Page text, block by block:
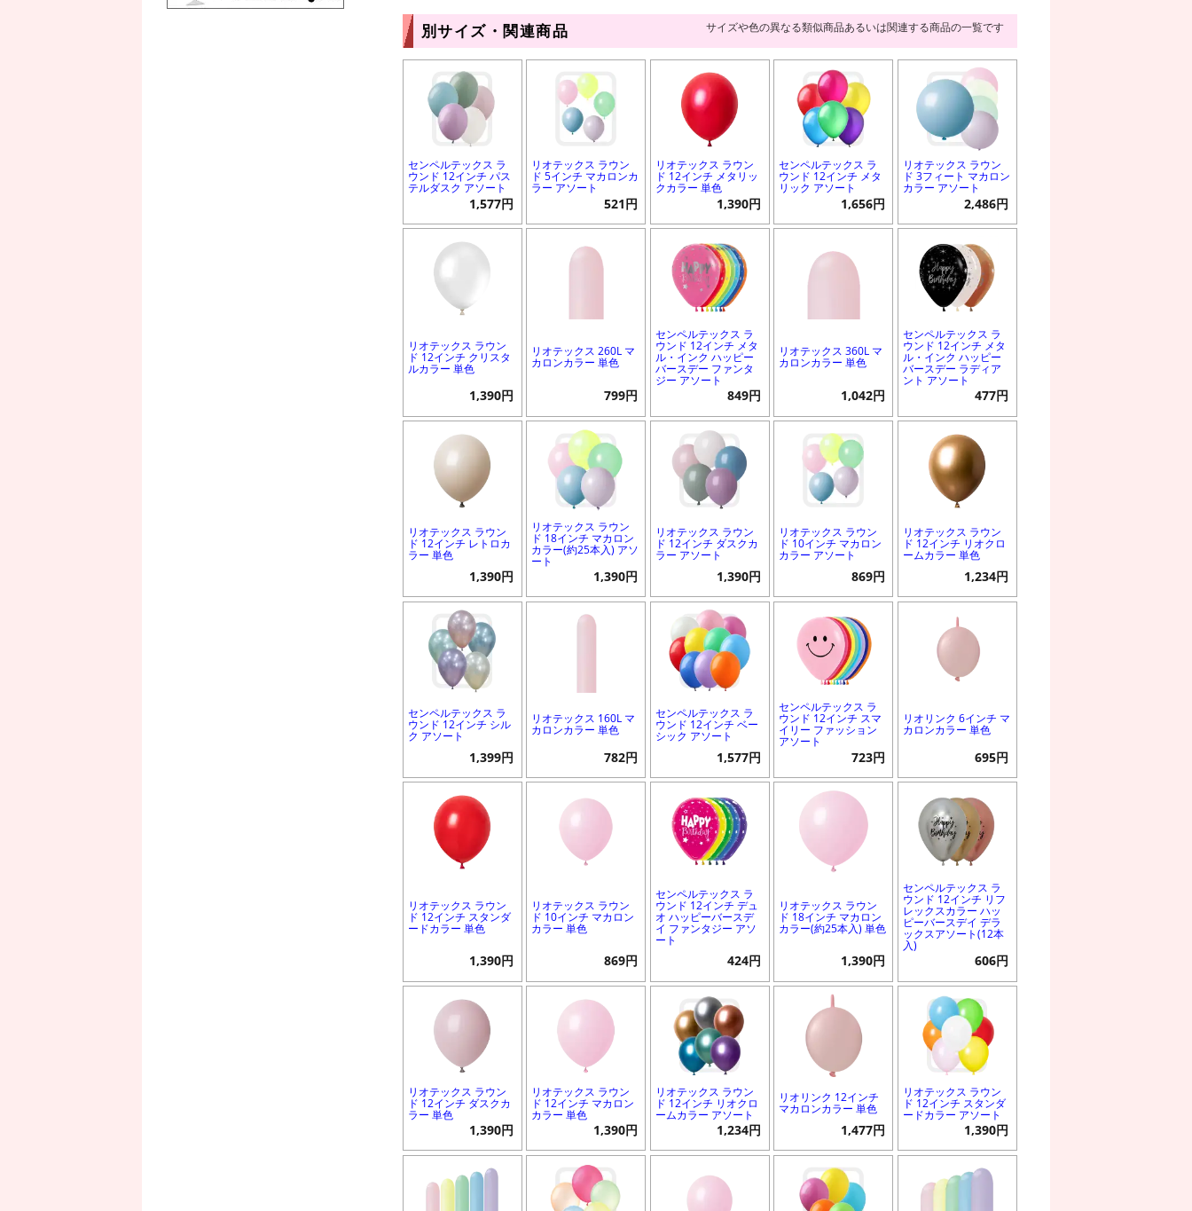
別サイズ・関連商品 サイズや色の異なる類似商品あるいは関連する商品の一覧です
センペルテックス ラ
ウンド 12インチ パス
テルダスク アソート
1,577円
リオテックス ラウン
ド 5インチ マカロンカ
ラー アソート
521円
リオテックス ラウン
ド 12インチ メタリッ
クカラー 単色
1,390円
センペルテックス ラ
ウンド 12インチ メタ
リック アソート
1,656円
リオテックス ラウン
ド 3フィート マカロン
カラー アソート
2,486円
リオテックス ラウン
ド 12インチ クリスタ
ルカラー 単色
1,390円
リオテックス 260L マ
カロンカラー 単色
799円
センペルテックス ラ
ウンド 12インチ メタ
ル・インク ハッピー
バースデー ファンタ
ジー アソート
849円
リオテックス 360L マ
カロンカラー 単色
1,042円
センペルテックス ラ
ウンド 12インチ メタ
ル・インク ハッピー
バースデー ラディア
ント アソート
477円
リオテックス ラウン
ド 12インチ レトロカ
ラー 単色
1,390円
リオテックス ラウン
ド 18インチ マカロン
カラー(約25本入) アソ
ート
1,390円
リオテックス ラウン
ド 12インチ ダスクカ
ラー アソート
1,390円
リオテックス ラウン
ド 10インチ マカロン
カラー アソート
869円
リオテックス ラウン
ド 12インチ リオクロ
ームカラー 単色
1,234円
センペルテックス ラ
ウンド 12インチ シル
ク アソート
1,399円
リオテックス 160L マ
カロンカラー 単色
782円
センペルテックス ラ
ウンド 12インチ ベー
シック アソート
1,577円
センペルテックス ラ
ウンド 12インチ スマ
イリー ファッション
アソート
723円
リオリンク 6インチ マ
カロンカラー 単色
695円
リオテックス ラウン
ド 12インチ スタンダ
ードカラー 単色
1,390円
リオテックス ラウン
ド 10インチ マカロン
カラー 単色
869円
センペルテックス ラ
ウンド 12インチ デュ
オ ハッピーバースデ
イ ファンタジー アソ
ート
424円
リオテックス ラウン
ド 18インチ マカロン
カラー(約25本入) 単色
1,390円
センペルテックス ラ
ウンド 12インチ リフ
レックスカラー ハッ
ピーバースデイ デラ
ックスアソート(12本
入)
606円
リオテックス ラウン
ド 12インチ ダスクカ
ラー 単色
1,390円
リオテックス ラウン
ド 12インチ マカロン
カラー 単色
1,390円
リオテックス ラウン
ド 12インチ リオクロ
ームカラー アソート
1,234円
リオリンク 12インチ
マカロンカラー 単色
1,477円
リオテックス ラウン
ド 12インチ スタンダ
ードカラー アソート
1,390円